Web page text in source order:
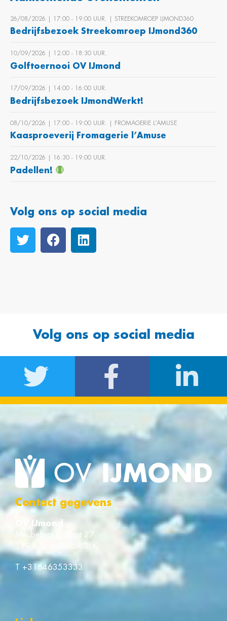
26/08/2026 | 17:00 ‐ 19:00 UUR. | STREEKOMROEP IJMOND360
Bedrijfsbezoek Streekomroep IJmond360
10/09/2026 | 12:00 ‐ 18:30 UUR.
Golftoernooi OV IJmond
17/09/2026 | 14:00 ‐ 16:00 UUR.
Bedrijfsbezoek IJmondWerkt!
08/10/2026 | 17:00 ‐ 19:00 UUR. | FROMAGERIE L’AMUSE
Kaasproeverij Fromagerie l’Amuse
22/10/2026 | 16:30 ‐ 19:00 UUR.
Padellen!
Volg ons op social media
Volg ons op social media
Contact gegevens
OV IJmond
Meubelmakerstraat 27
1991 JD VELSERBROEK
T +31646353333